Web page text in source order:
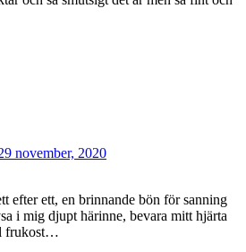
november, 2020
efter ett, en brinnande bön för sanning
i mig djupt härinne, bevara mitt hjärta
frukost…